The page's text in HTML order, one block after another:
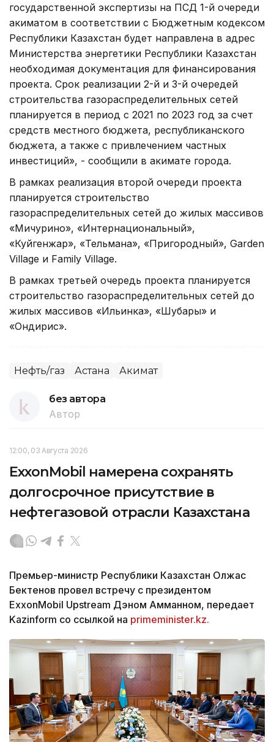
государственной экспертизы на ПСД 1-й очереди
акиматом в соответствии с Бюджетным кодексом
Республики Казахстан будет направлена в адрес
Министерства энергетики Республики Казахстан
необходимая документация для финансирования
проекта. Срок реализации 2-й и 3-й очередей
строительства газораспределительных сетей
планируется в период с 2021 по 2023 год за счет
средств местного бюджета, республиканского
бюджета, а также с привлечением частных
инвестиций», - сообщили в акимате города.
В рамках реализация второй очереди проекта
планируется строительство
газораспределительных сетей до жилых массивов
«Мичурино», «Интернациональный»,
«Куйгенжар», «Тельмана», «Пригородный», Garden
Village и Family Village.
В рамках третьей очередь проекта планируется
строительство газораспределительных сетей до
жилых массивов «Ильинка», «Шубары» и
«Ондирис».
Нефть/газ Астана Акимат
без автора
Автор
12:00, 03 Августа 2026
ExxonMobil намерена сохранять
долгосрочное присутствие в
нефтегазовой отрасли Казахстана
Премьер-министр Республики Казахстан Олжас
Бектенов провел встречу с президентом
ExxonMobil Upstream Дэном Амманном, передает
Kazinform со ссылкой на primeminister.kz.